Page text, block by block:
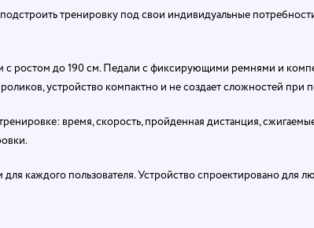
тренировку под свои индивидуальные
с ростом до 190 см. Педали с фиксирующими ремнями и
устройство компактно и не создает сложностей при
время, скорость, пройденная дистанция,
каждого пользователя. Устройство спроектировано для